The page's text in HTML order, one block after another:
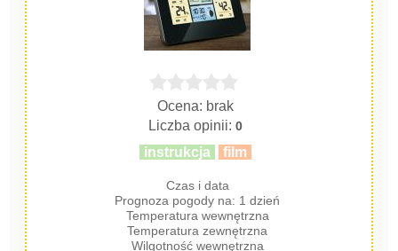
Ocena: brak
Liczba opinii:0
instrukcja film
Czas i data
Prognoza pogody na: 1 dzień
Temperatura wewnętrzna
Temperatura zewnętrzna
Wilgotność wewnętrzna